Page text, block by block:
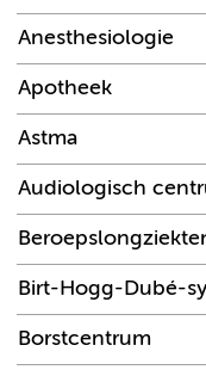
Anesthesiologie
Apotheek
Astma
Audiologisch
Birt-Hogg-Dubé-
Borstcentrum